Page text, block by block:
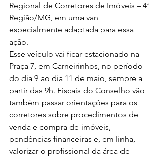
Regional de Corretores de Imóveis – 4ª
Região/MG, em uma van
especialmente adaptada para essa
ação.
Esse veículo vai ficar estacionado na
Praça 7, em Carneirinhos, no período
do dia 9 ao dia 11 de maio, sempre a
partir das 9h. Fiscais do Conselho vão
também passar orientações para os
corretores sobre procedimentos de
venda e compra de imóveis,
pendências financeiras e, em linha,
valorizar o profissional da área de